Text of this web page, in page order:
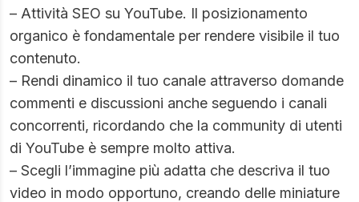
– Attività SEO su YouTube. Il posizionamento
organico è fondamentale per rendere visibile il tuo
contenuto.
– Rendi dinamico il tuo canale attraverso domande
commenti e discussioni anche seguendo i canali
concorrenti, ricordando che la community di utenti
di YouTube è sempre molto attiva.
– Scegli l’immagine più adatta che descriva il tuo
video in modo opportuno, creando delle miniature